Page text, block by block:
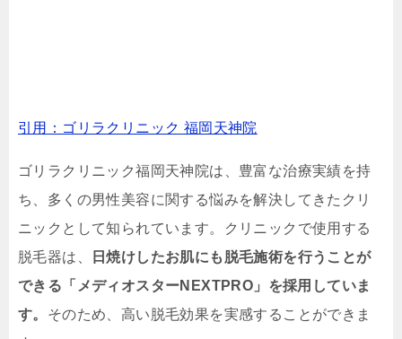
引用：ゴリラクリニック 福岡天神院
ゴリラクリニック福岡天神院は、豊富な治療実績を持
ち、多くの男性美容に関する悩みを解決してきたクリ
ニックとして知られています。クリニックで使用する
脱毛器は、
日焼けしたお肌にも脱毛施術を行うことが
できる「メディオスターNEXTPRO」を採用していま
す。 そのため、高い脱毛効果を実感することができま